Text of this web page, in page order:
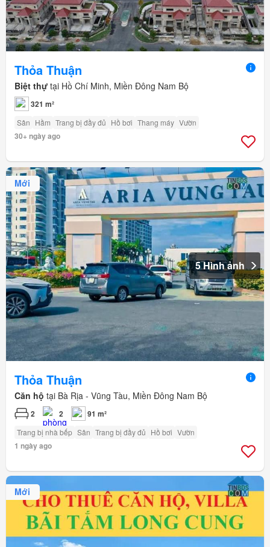
Thỏa Thuận
Biệt thự tại Hồ Chí Minh, Miền Đông Nam Bộ
321 m²
Sân Hầm Trang bị đầy đủ Hồ bơi Thang máy Vườn
30+ ngày ago
Mới
5 Hình ảnh
Thỏa Thuận
Căn hộ tại Bà Rịa - Vũng Tàu, Miền Đông Nam Bộ
2 2 91 m²
Trang bị nhà bếp Sân Trang bị đầy đủ Hồ bơi Vườn
1 ngày ago
Mới